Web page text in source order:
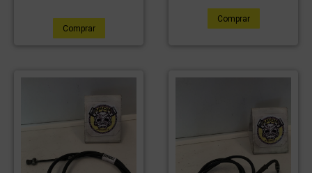
Comprar
Comprar